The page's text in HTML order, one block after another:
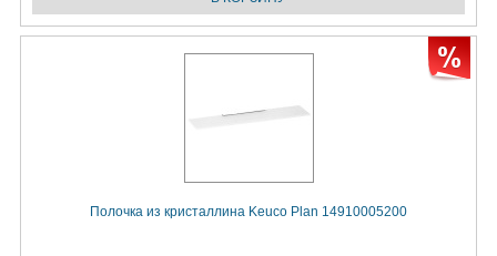
Полочка из кристаллина Keuco Plan 14910005200